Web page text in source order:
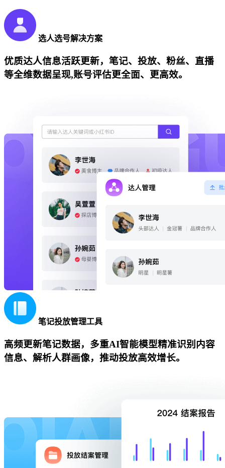
选人选号解决方案
优质达人信息活跃更新，笔记、投放、粉丝、直播
等全维数据呈现,账号评估更全面、更高效。
笔记投放管理工具
高频更新笔记数据，多重AI智能模型精准识别内容
信息、解析人群画像，推动投放高效增长。